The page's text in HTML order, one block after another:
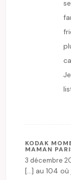
KODAK
MAMAN
3 décembre
[…] au 104